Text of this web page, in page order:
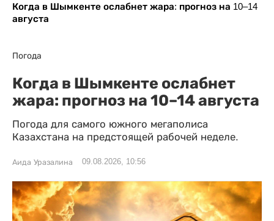
Когда в Шымкенте ослабнет жара: прогноз на 10–14
августа
Погода
Когда в Шымкенте ослабнет
жара: прогноз на 10–14 августа
Погода для самого южного мегаполиса
Казахстана на предстоящей рабочей неделе.
Аида Уразалина 09.08.2026, 10:56